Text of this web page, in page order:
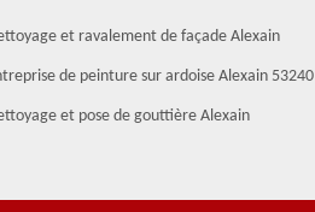
et ravalement de façade Alexain
de peinture sur ardoise Alexain 53240
et pose de gouttière Alexain